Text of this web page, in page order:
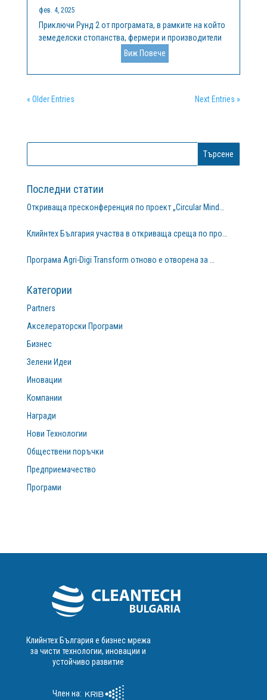
фев. 4, 2025
Приключи Рунд 2 от програмата, в рамките на който
земеделски стопанства, фермери и производители
формулираха конкретни предизвикателства, в
отговор на които иновативни компании и стартъпи
предложиха своите решения. Стартираме Рунд 3 от
Виж Повече
« Older Entries Next Entries »
Последни статии
Откриваща пресконференция по проект „Circular Mind…
Клийнтех България участва в откриваща среща по про…
Програма Agri-Digi Transform отново е отворена за …
Категории
Partners
Акселераторски Програми
Бизнес
Зелени Идеи
Иновации
Компании
Награди
Нови Технологии
Обществени поръчки
Предприемачество
Програми
Клийнтех България е бизнес мрежа
за чисти технологии, иновации и
устойчиво развитие
Член на: